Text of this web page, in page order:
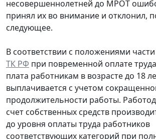
несовершеннолетней до МРОТ
принял их во внимание и отклонил,
следующее.
В соответствии с положениями
ТК РФ при повременной оплате
плата работникам в возрасте до 18
выплачивается с учетом
продолжительности работы.
счет собственных средств
до уровня оплаты труда работников
соответствующих категорий при